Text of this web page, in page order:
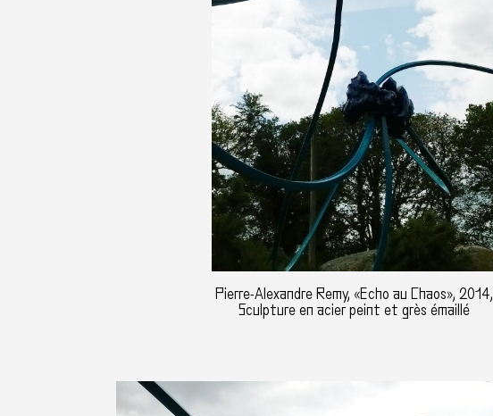
Pierre-Alexandre Remy, «Echo au Chaos», 2014,
Sculpture en acier peint et grès émaillé